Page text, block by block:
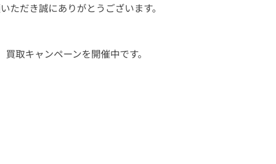
ただき誠にありがとうございます。
取キャンペーンを開催中です。